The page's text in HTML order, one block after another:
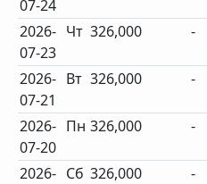
07-24
2026-
07-23
Чт 326,000 -
2026-
07-21
Вт 326,000 -
2026-
07-20
Пн 326,000 -
2026- Сб 326,000 -